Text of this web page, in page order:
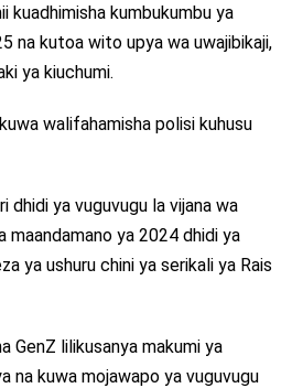
kuadhimisha kumbukumbu ya
na kutoa wito upya wa uwajibikaji,
ya kiuchumi.
walifahamisha polisi kuhusu
dhidi ya vuguvugu la vijana wa
maandamano ya 2024 dhidi ya
ya ushuru chini ya serikali ya Rais
GenZ lilikusanya makumi ya
na kuwa mojawapo ya vuguvugu